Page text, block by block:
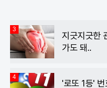
3
지긋지긋한
가도 돼..
4
'로또 1등'